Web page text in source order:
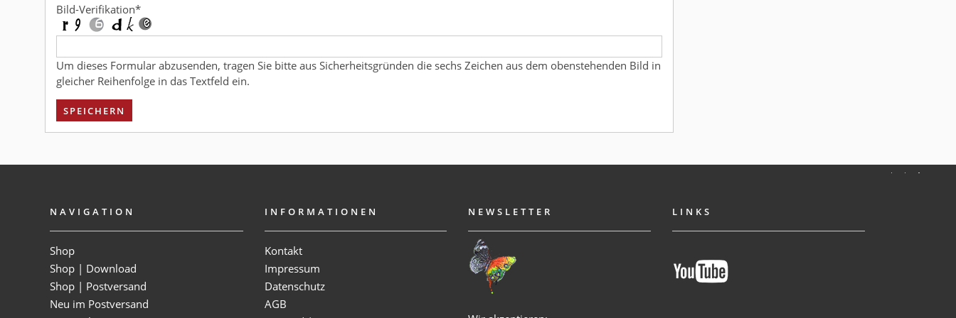
Bild-Verifikation*
Um dieses Formular abzusenden, tragen Sie bitte aus Sicherheitsgründen die sechs Zeichen aus dem obenstehenden Bild in
gleicher Reihenfolge in das Textfeld ein.
SPEICHERN
NAVIGATION
Shop
Shop | Download
Shop | Postversand
Neu im Postversand
INFORMATIONEN
Kontakt
Impressum
Datenschutz
AGB
NEWSLETTER LINKS